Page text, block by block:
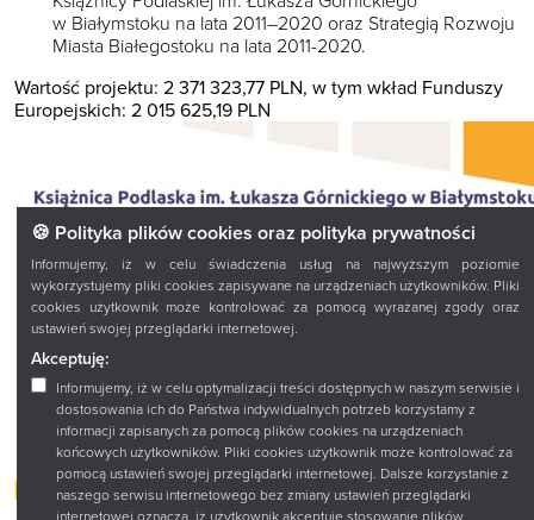
🍪 Polityka plików cookies oraz polityka prywatności
Informujemy, iż w celu świadczenia usług na najwyższym poziomie
wykorzystujemy pliki cookies zapisywane na urządzeniach użytkowników. Pliki
cookies użytkownik może kontrolować za pomocą wyrażanej zgody oraz
ustawień swojej przeglądarki internetowej.
Akceptuję:
Informujemy, iż w celu optymalizacji treści dostępnych w naszym serwisie i
dostosowania ich do Państwa indywidualnych potrzeb korzystamy z
informacji zapisanych za pomocą plików cookies na urządzeniach
końcowych użytkowników. Pliki cookies użytkownik może kontrolować za
pomocą ustawień swojej przeglądarki internetowej. Dalsze korzystanie z
naszego serwisu internetowego bez zmiany ustawień przeglądarki
internetowej oznacza, iż użytkownik akceptuje stosowanie plików
w Białymstoku na lata 2011–2020 oraz Strategią Rozwoju
Miasta Białegostoku na lata 2011-2020.
Wartość projektu: 2 371 323,77 PLN, w tym wkład Funduszy
Europejskich: 2 015 625,19 PLN